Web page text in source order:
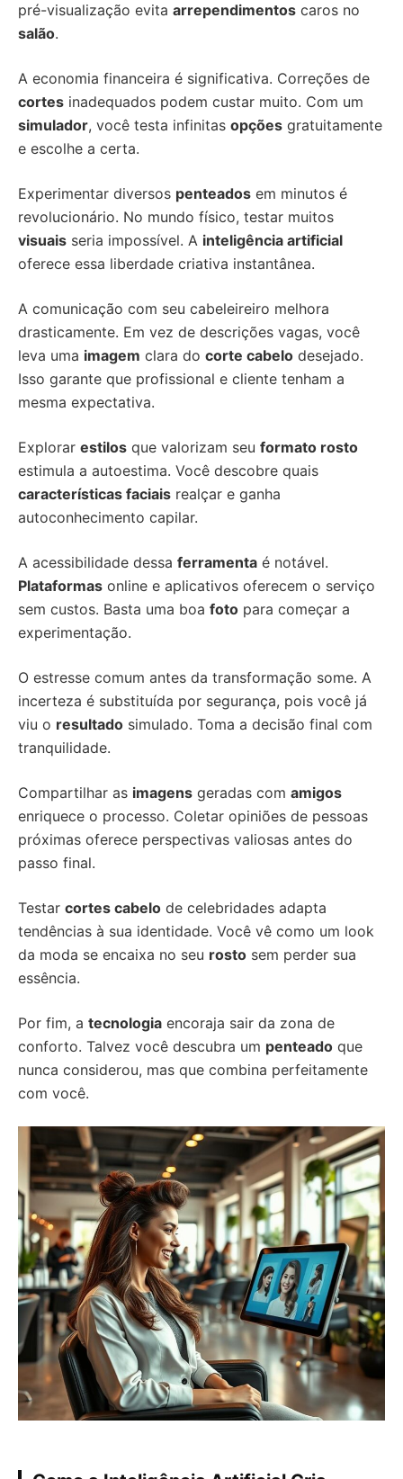
pré-visualização evita arrependimentos caros no
salão.
A economia financeira é significativa. Correções de
cortes inadequados podem custar muito. Com um
simulador, você testa infinitas opções gratuitamente
e escolhe a certa.
Experimentar diversos penteados em minutos é
revolucionário. No mundo físico, testar muitos
visuais seria impossível. A inteligência artificial
oferece essa liberdade criativa instantânea.
A comunicação com seu cabeleireiro melhora
drasticamente. Em vez de descrições vagas, você
leva uma imagem clara do corte cabelo desejado.
Isso garante que profissional e cliente tenham a
mesma expectativa.
Explorar estilos que valorizam seu formato rosto
estimula a autoestima. Você descobre quais
características faciais realçar e ganha
autoconhecimento capilar.
A acessibilidade dessa ferramenta é notável.
Plataformas online e aplicativos oferecem o serviço
sem custos. Basta uma boa foto para começar a
experimentação.
O estresse comum antes da transformação some. A
incerteza é substituída por segurança, pois você já
viu o resultado simulado. Toma a decisão final com
tranquilidade.
Compartilhar as imagens geradas com amigos
enriquece o processo. Coletar opiniões de pessoas
próximas oferece perspectivas valiosas antes do
passo final.
Testar cortes cabelo de celebridades adapta
tendências à sua identidade. Você vê como um look
da moda se encaixa no seu rosto sem perder sua
essência.
Por fim, a tecnologia encoraja sair da zona de
conforto. Talvez você descubra um penteado que
nunca considerou, mas que combina perfeitamente
com você.